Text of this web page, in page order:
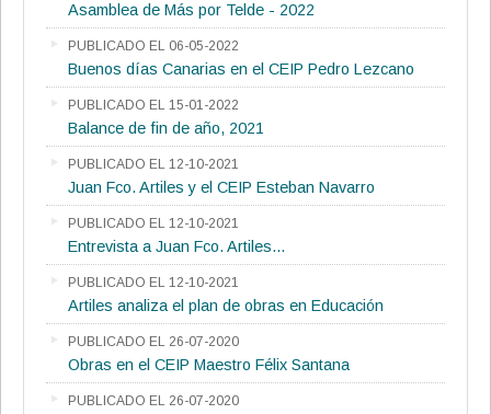
Asamblea de Más por Telde - 2022
PUBLICADO EL 06-05-2022
Buenos días Canarias en el CEIP Pedro Lezcano
PUBLICADO EL 15-01-2022
Balance de fin de año, 2021
PUBLICADO EL 12-10-2021
Juan Fco. Artiles y el CEIP Esteban Navarro
PUBLICADO EL 12-10-2021
Entrevista a Juan Fco. Artiles...
PUBLICADO EL 12-10-2021
Artiles analiza el plan de obras en Educación
PUBLICADO EL 26-07-2020
Obras en el CEIP Maestro Félix Santana
PUBLICADO EL 26-07-2020